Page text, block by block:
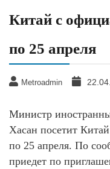
Китай с
по 25 апреля
Metroadmin
Министр
Хасан посетит
по 25 апреля. По
приедет по